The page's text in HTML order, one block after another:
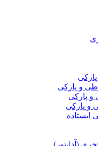
و پارکی
و پارکی
و پارکی
ایستاده
(آداپتور)